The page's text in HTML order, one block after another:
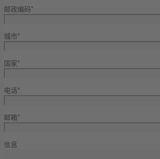
邮政编码*
城市*
国家*
电话*
邮箱*
信息